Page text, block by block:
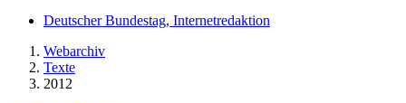
Deutscher Bundestag, Internetredaktion
Webarchiv
Texte
2012